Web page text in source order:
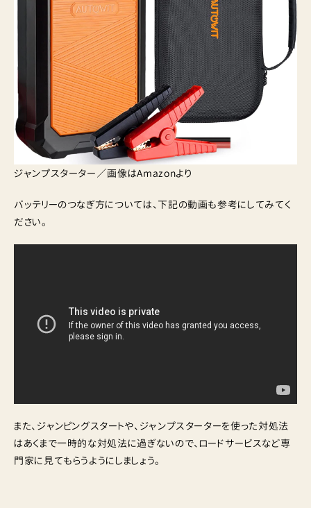
ジャンプスターター／画像はAmazonより
バッテリーのつなぎ方については、下記の動画も参考にしてみてく
ださい。
また、ジャンピングスタートや、ジャンプスターターを使った対処法
はあくまで一時的な対処法に過ぎないので、ロードサービスなど専
門家に見てもらうようにしましょう。